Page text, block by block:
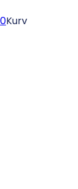
0Kurv